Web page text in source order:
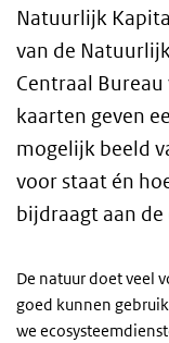
Natuurlijk
van de
Centraal Bureau
kaarten geven
mogelijk beeld
voor staat én
bijdraagt aan
De natuur doet veel
goed kunnen
we